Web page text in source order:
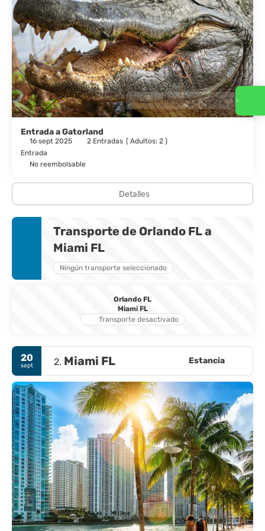
Entrada a Gatorland
16 sept 2025 2 Entradas ( Adultos: 2 )
Entrada
No reembolsable
Detalles
Transporte de Orlando FL a
Miami FL
Ningún transporte seleccionado
Orlando FL
Miami FL
Transporte desactivado
20
sept 2. Miami FL Estancia
Contacta con nosotros